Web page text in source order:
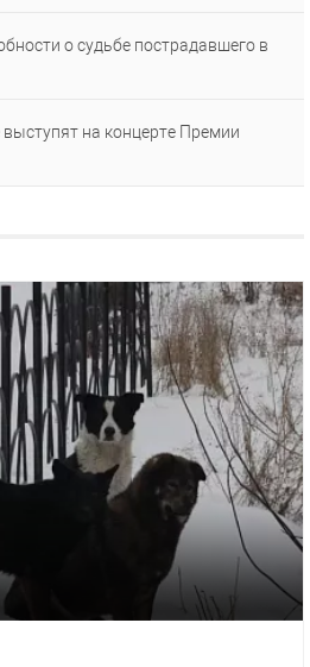
о судьбе пострадавшего в
на концерте Премии